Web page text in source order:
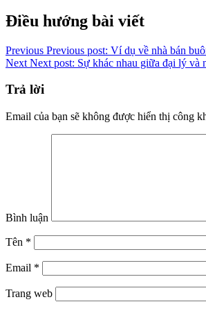
Điều hướng bài viết
Previous Previous post: Ví dụ về nhà bán
Next Next post: Sự khác nhau giữa đại lý và
Trả lời
Email của bạn sẽ không được hiển thị công
Bình luận
Tên *
Email *
Trang web